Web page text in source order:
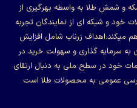
و شمش طلا به واسطه بهرگیری از
خود و شبکه ای از نمایندگان تجربه
میکند.اهداف زرناب شامل افزایش
به سرمایه گذاری و سهولت خرید در
خود در سطح ملی به دنبال ارتقای
عمومی به محصولات طلا است